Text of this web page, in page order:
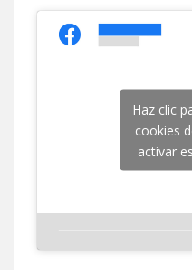
Haz clic
cookies
activar